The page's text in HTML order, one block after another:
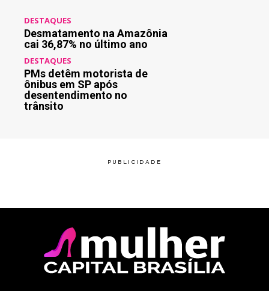
DESTAQUES
Desmatamento na Amazônia
cai 36,87% no último ano
DESTAQUES
PMs detêm motorista de
ônibus em SP após
desentendimento no
trânsito